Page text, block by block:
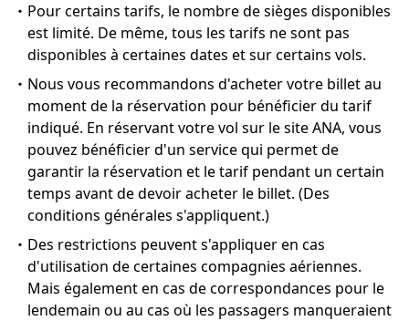
・Pour certains tarifs, le nombre de sièges disponibles
est limité. De même, tous les tarifs ne sont pas
disponibles à certaines dates et sur certains vols.
・Nous vous recommandons d'acheter votre billet au
moment de la réservation pour bénéficier du tarif
indiqué. En réservant votre vol sur le site ANA, vous
pouvez bénéficier d'un service qui permet de
garantir la réservation et le tarif pendant un certain
temps avant de devoir acheter le billet. (Des
conditions générales s'appliquent.)
・Des restrictions peuvent s'appliquer en cas
d'utilisation de certaines compagnies aériennes.
Mais également en cas de correspondances pour le
lendemain ou au cas où les passagers manqueraient